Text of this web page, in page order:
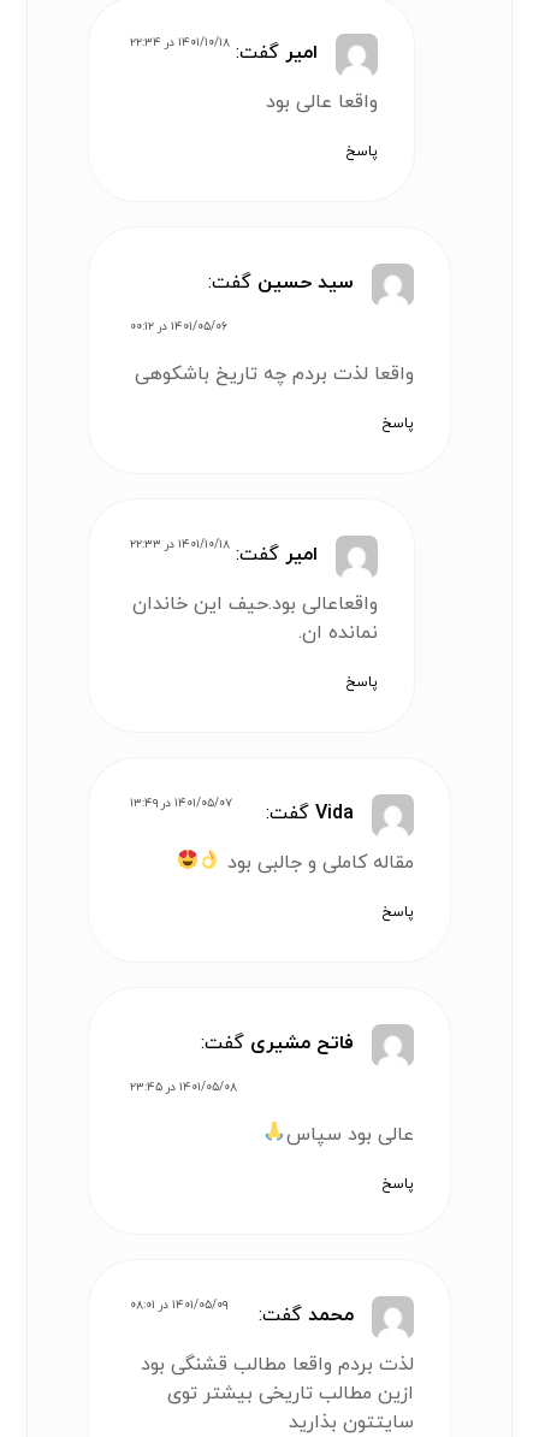
امیر گفت: ۱۴۰۱/۱۰/۱۸ در ۲۲:۳۴
واقعا عالی بود
پاسخ
سید حسین گفت:
۱۴۰۱/۰۵/۰۶ در ۰۰:۱۲
واقعا لذت بردم چه تاریخ باشکوهی
پاسخ
امیر گفت: ۱۴۰۱/۱۰/۱۸ در ۲۲:۳۳
‌واقعاعالی بود.حیف این خاندان
نمانده ان.
پاسخ
Vida گفت: ۱۴۰۱/۰۵/۰۷ در ۱۳:۴۹
مقاله کاملی و جالبی بود
پاسخ
فاتح مشیری گفت:
۱۴۰۱/۰۵/۰۸ در ۲۳:۴۵
عالی بود سپاس
پاسخ
محمد گفت: ۱۴۰۱/۰۵/۰۹ در ۰۸:۰۱
لذت بردم واقعا مطالب قشنگی بود
ازین مطالب تاریخی بیشتر توی
سایتتون بذارید